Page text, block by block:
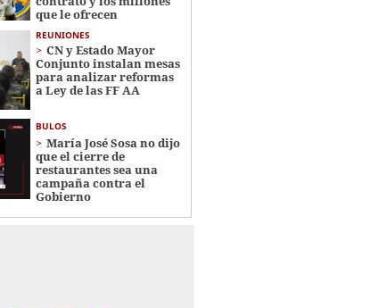
que le ofrecen
REUNIONES
CN y Estado Mayor
Conjunto instalan mesas
para analizar reformas
a Ley de las FF AA
BULOS
María José Sosa no dijo
que el cierre de
restaurantes sea una
campaña contra el
Gobierno